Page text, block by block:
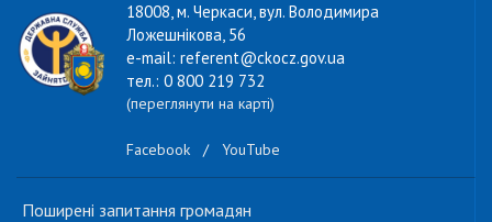
18008, м. Черкаси, вул. Володимира
Ложешнікова, 56
e-mail: referent@ckocz.gov.ua
тел.: 0 800 219 732
(переглянути на карті)
Facebook / YouTube
Поширені запитання громадян